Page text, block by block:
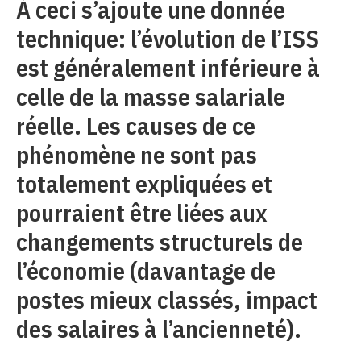
À ceci s’ajoute une donnée
technique: l’évolution de l’ISS
est généralement inférieure à
celle de la masse salariale
réelle. Les causes de ce
phénomène ne sont pas
totalement expliquées et
pourraient être liées aux
changements structurels de
l’économie (davantage de
postes mieux classés, impact
des salaires à l’ancienneté).